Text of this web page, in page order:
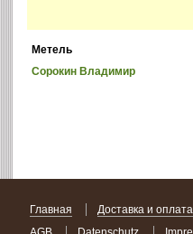
Метель
Сорокин Владимир
Главная Доставка и оплата